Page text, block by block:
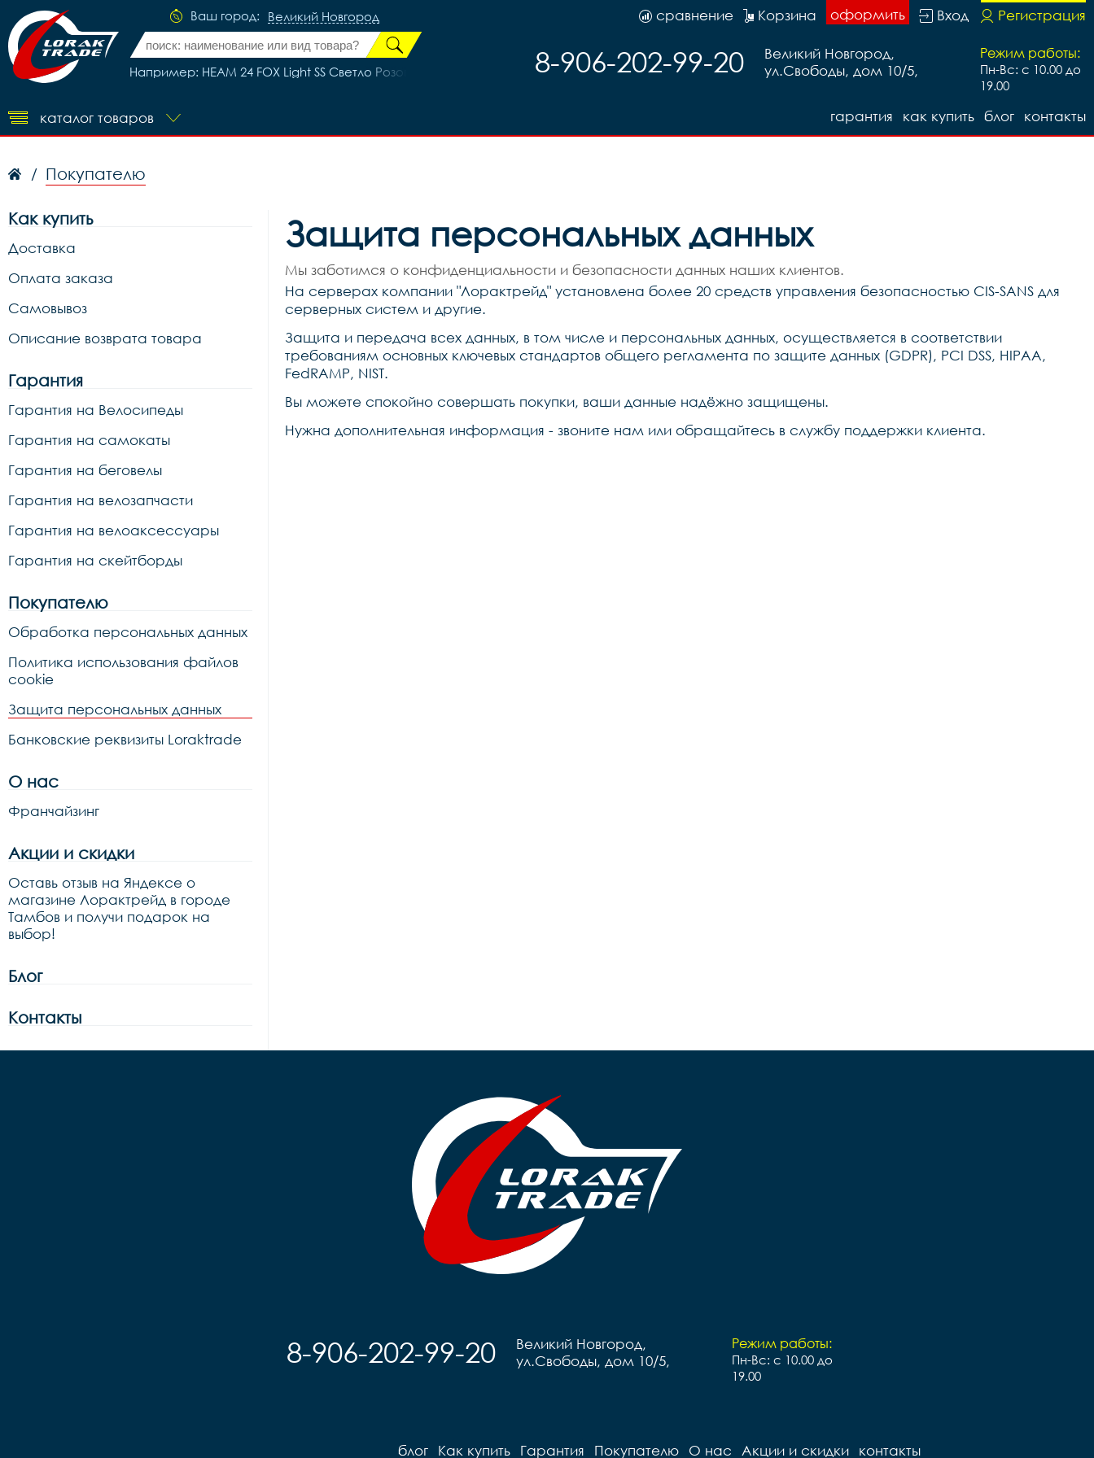
Ваш город: Великий Новгород
Например: HEAM 24 FOX Light SS Светло Розовый/Розовый
Регистрация
Вход
оформить
Корзина
сравнение
Режим работы:
Пн-Вс: с 10.00 до
19.00
Великий Новгород,
ул.Свободы, дом 10/5,
8-906-202-99-20
каталог товаров контакты
блог
как купить
гарантия
/ Покупателю
Как купить
Доставка
Оплата заказа
Самовывоз
Описание возврата товара
Гарантия
Гарантия на Велосипеды
Гарантия на самокаты
Гарантия на беговелы
Гарантия на велозапчасти
Гарантия на велоаксессуары
Гарантия на скейтборды
Покупателю
Обработка персональных данных
Политика использования файлов
cookie
Защита персональных данных
Банковские реквизиты Loraktrade
О нас
Франчайзинг
Акции и скидки
Оставь отзыв на Яндексе о
магазине Лорактрейд в городе
Тамбов и получи подарок на
выбор!
Блог
Контакты
Защита персональных данных
Мы заботимся о конфиденциальности и безопасности данных наших клиентов.
На серверах компании "Лорактрейд" установлена более 20 средств управления безопасностью CIS-SANS для
серверных систем и другие.
Защита и передача всех данных, в том числе и персональных данных, осуществляется в соответствии
требованиям основных ключевых стандартов общего регламента по защите данных (GDPR), PCI DSS, HIPAA,
FedRAMP, NIST.
Вы можете спокойно совершать покупки, ваши данные надёжно защищены.
Нужна дополнительная информация - звоните нам или обращайтесь в службу поддержки клиента.
Режим работы:
Пн-Вс: с 10.00 до
19.00
Великий Новгород,
ул.Свободы, дом 10/5,
8-906-202-99-20
блог Как купить Гарантия Покупателю О нас Акции и скидки контакты